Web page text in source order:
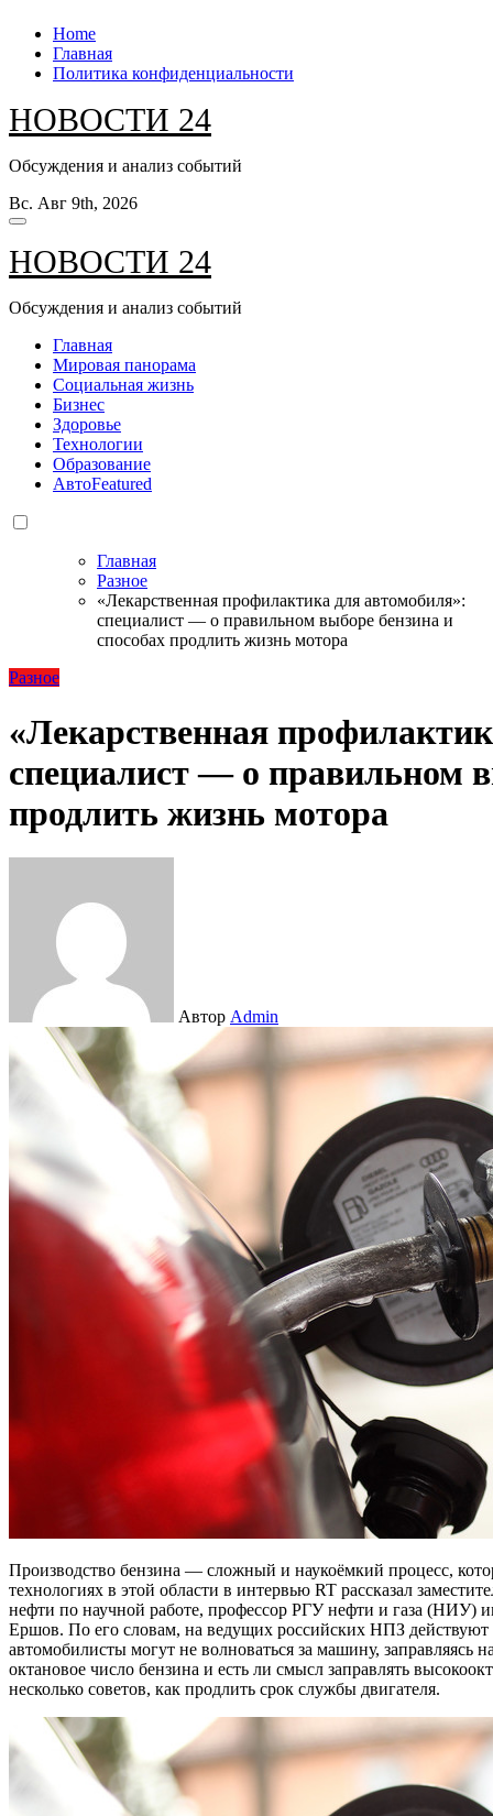
Перейти
содержанию
Home
Главная
Политика конфиденциальности
НОВОСТИ 24
Обсуждения и анализ событий
Вс. Авг 9th, 2026
НОВОСТИ 24
Обсуждения и анализ событий
Главная
Мировая панорама
Социальная жизнь
Бизнес
Здоровье
Технологии
Образование
АвтоFeatured
Главная
Разное
«Лекарственная профилактика для автомобиля»:
специалист — о правильном выборе бензина и
способах продлить жизнь мотора
Разное
«Лекарственная
специалист — о правильном
продлить жизнь мотора
Автор Admin
Производство бензина — сложный и наукоёмкий процесс, который включает множество этапов. О новых
технологиях в этой области в интервью RT рассказал
нефти по научной работе, профессор РГУ нефти и газа (НИУ)
Ершов. По его словам, на ведущих российских НПЗ действуют
автомобилисты могут не волноваться за машину, заправляясь
октановое число бензина и есть ли смысл заправлять
несколько советов, как продлить срок службы двигателя.